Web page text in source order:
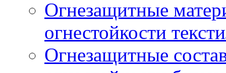
Огнезащитные
огнестойкости
Огнезащитные